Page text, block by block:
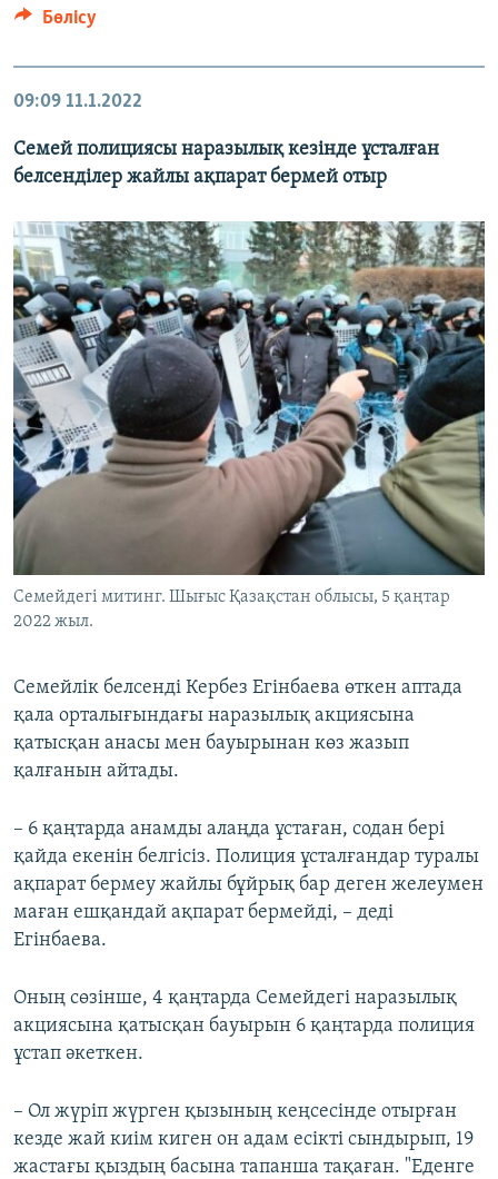
Бөлісу
09:09 11.1.2022
Семей полициясы наразылық кезінде ұсталған
белсенділер жайлы ақпарат бермей отыр
Семейдегі митинг. Шығыс Қазақстан облысы, 5 қаңтар
2022 жыл.
Семейлік белсенді Кербез Егінбаева өткен аптада
қала орталығындағы наразылық акциясына
қатысқан анасы мен бауырынан көз жазып
қалғанын айтады.
– 6 қаңтарда анамды алаңда ұстаған, содан бері
қайда екенін белгісіз. Полиция ұсталғандар туралы
ақпарат бермеу жайлы бұйрық бар деген желеумен
маған ешқандай ақпарат бермейді, – деді
Егінбаева.
Оның сөзінше, 4 қаңтарда Семейдегі наразылық
акциясына қатысқан бауырын 6 қаңтарда полиция
ұстап әкеткен.
– Ол жүріп жүрген қызының кеңсесінде отырған
кезде жай киім киген он адам есікті сындырып, 19
жастағы қыздың басына тапанша тақаған. "Еденге